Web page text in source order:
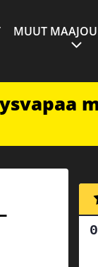
MUUT